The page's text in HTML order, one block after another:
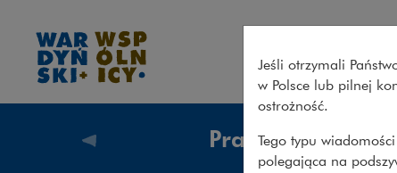
Prawnicy Prawnicy
Jeśli otrzymali
w Polsce lub pilnej
ostrożność.
Tego typu
polegająca na